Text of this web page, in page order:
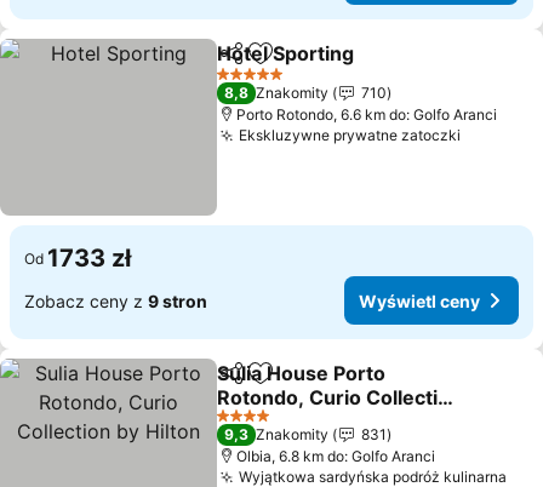
Udostępnij
Dodaj do ulubionych
Hotel Sporting
5 Kategoria
8,8 Znakomity
710
Porto Rotondo, 6.6 km do: Golfo Aranci
Ekskluzywne prywatne zatoczki
Od 1733 zł
Zobacz ceny z 9 stron Wyświetl ceny
Udostępnij
Dodaj do ulubionych
Sulia House Porto
Rotondo, Curio Collection
by Hilton
Wyświetl ceny
4 Kategoria
9,3 Znakomity
831
Olbia, 6.8 km do: Golfo Aranci
Wyjątkowa sardyńska podróż kulinarna